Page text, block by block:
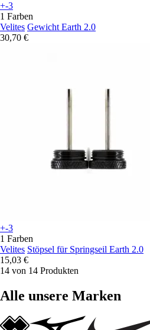
+-3
1 Farben
Velites Gewicht Earth 2.0
30,70 €
+-3
1 Farben
Velites Stöpsel für Springseil Earth 2.0
15,03 €
14 von 14 Produkten
Alle unsere Marken